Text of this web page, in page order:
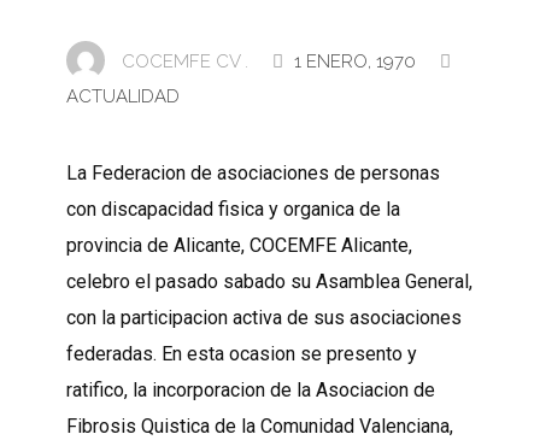
COCEMFE CV .
1 ENERO, 1970
ACTUALIDAD
La Federacion de asociaciones de personas
con discapacidad fisica y organica de la
provincia de Alicante, COCEMFE Alicante,
celebro el pasado sabado su Asamblea General,
con la participacion activa de sus asociaciones
federadas. En esta ocasion se presento y
ratifico, la incorporacion de la Asociacion de
Fibrosis Quistica de la Comunidad Valenciana,